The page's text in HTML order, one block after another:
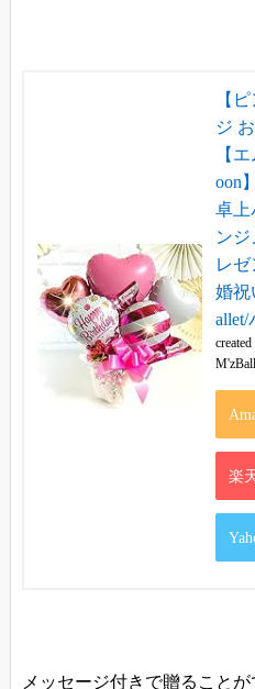
【
ジ
【
oon
卓上
ン
レ
婚祝
allet/
楽
メッセージ付きで贈ること